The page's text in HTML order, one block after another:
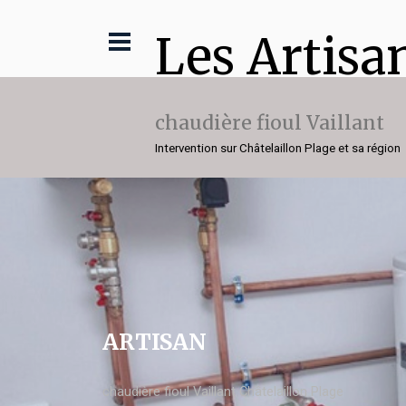
Les
chaudière fioul Vaillant
Intervention sur Châtelaillon Plage et sa région
ARTISAN
chaudière fioul Vaillant Châtelaillon Plage